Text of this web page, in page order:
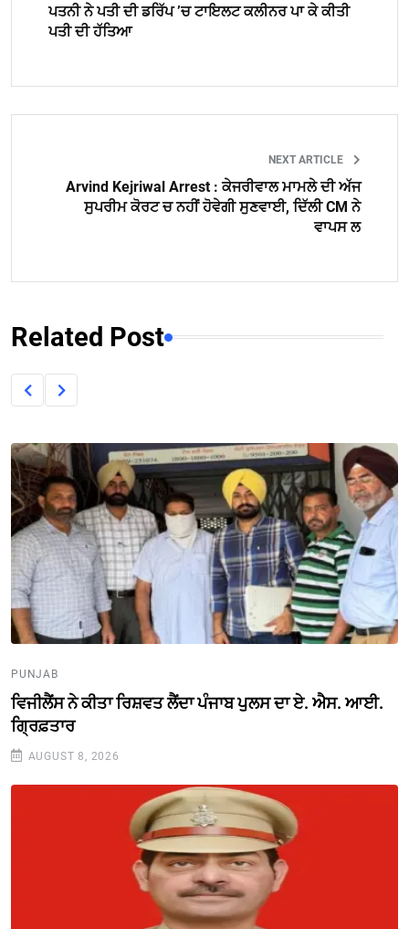
ਪਤਨੀ ਨੇ ਪਤੀ ਦੀ ਡਰਿੱਪ ’ਚ ਟਾਇਲਟ ਕਲੀਨਰ ਪਾ ਕੇ ਕੀਤੀ
ਪਤੀ ਦੀ ਹੱਤਿਆ
NEXT ARTICLE
Arvind Kejriwal Arrest : ਕੇਜਰੀਵਾਲ ਮਾਮਲੇ ਦੀ ਅੱਜ
ਸੁਪਰੀਮ ਕੋਰਟ ਚ ਨਹੀਂ ਹੋਵੇਗੀ ਸੁਣਵਾਈ, ਦਿੱਲੀ CM ਨੇ
ਵਾਪਸ ਲ
Related Post
PUNJAB
ਵਿਜੀਲੈਂਸ ਨੇ ਕੀਤਾ ਰਿਸ਼ਵਤ ਲੈਂਦਾ ਪੰਜਾਬ ਪੁਲਸ ਦਾ ਏ. ਐਸ. ਆਈ.
ਗ੍ਰਿਫ਼ਤਾਰ
AUGUST 8, 2026